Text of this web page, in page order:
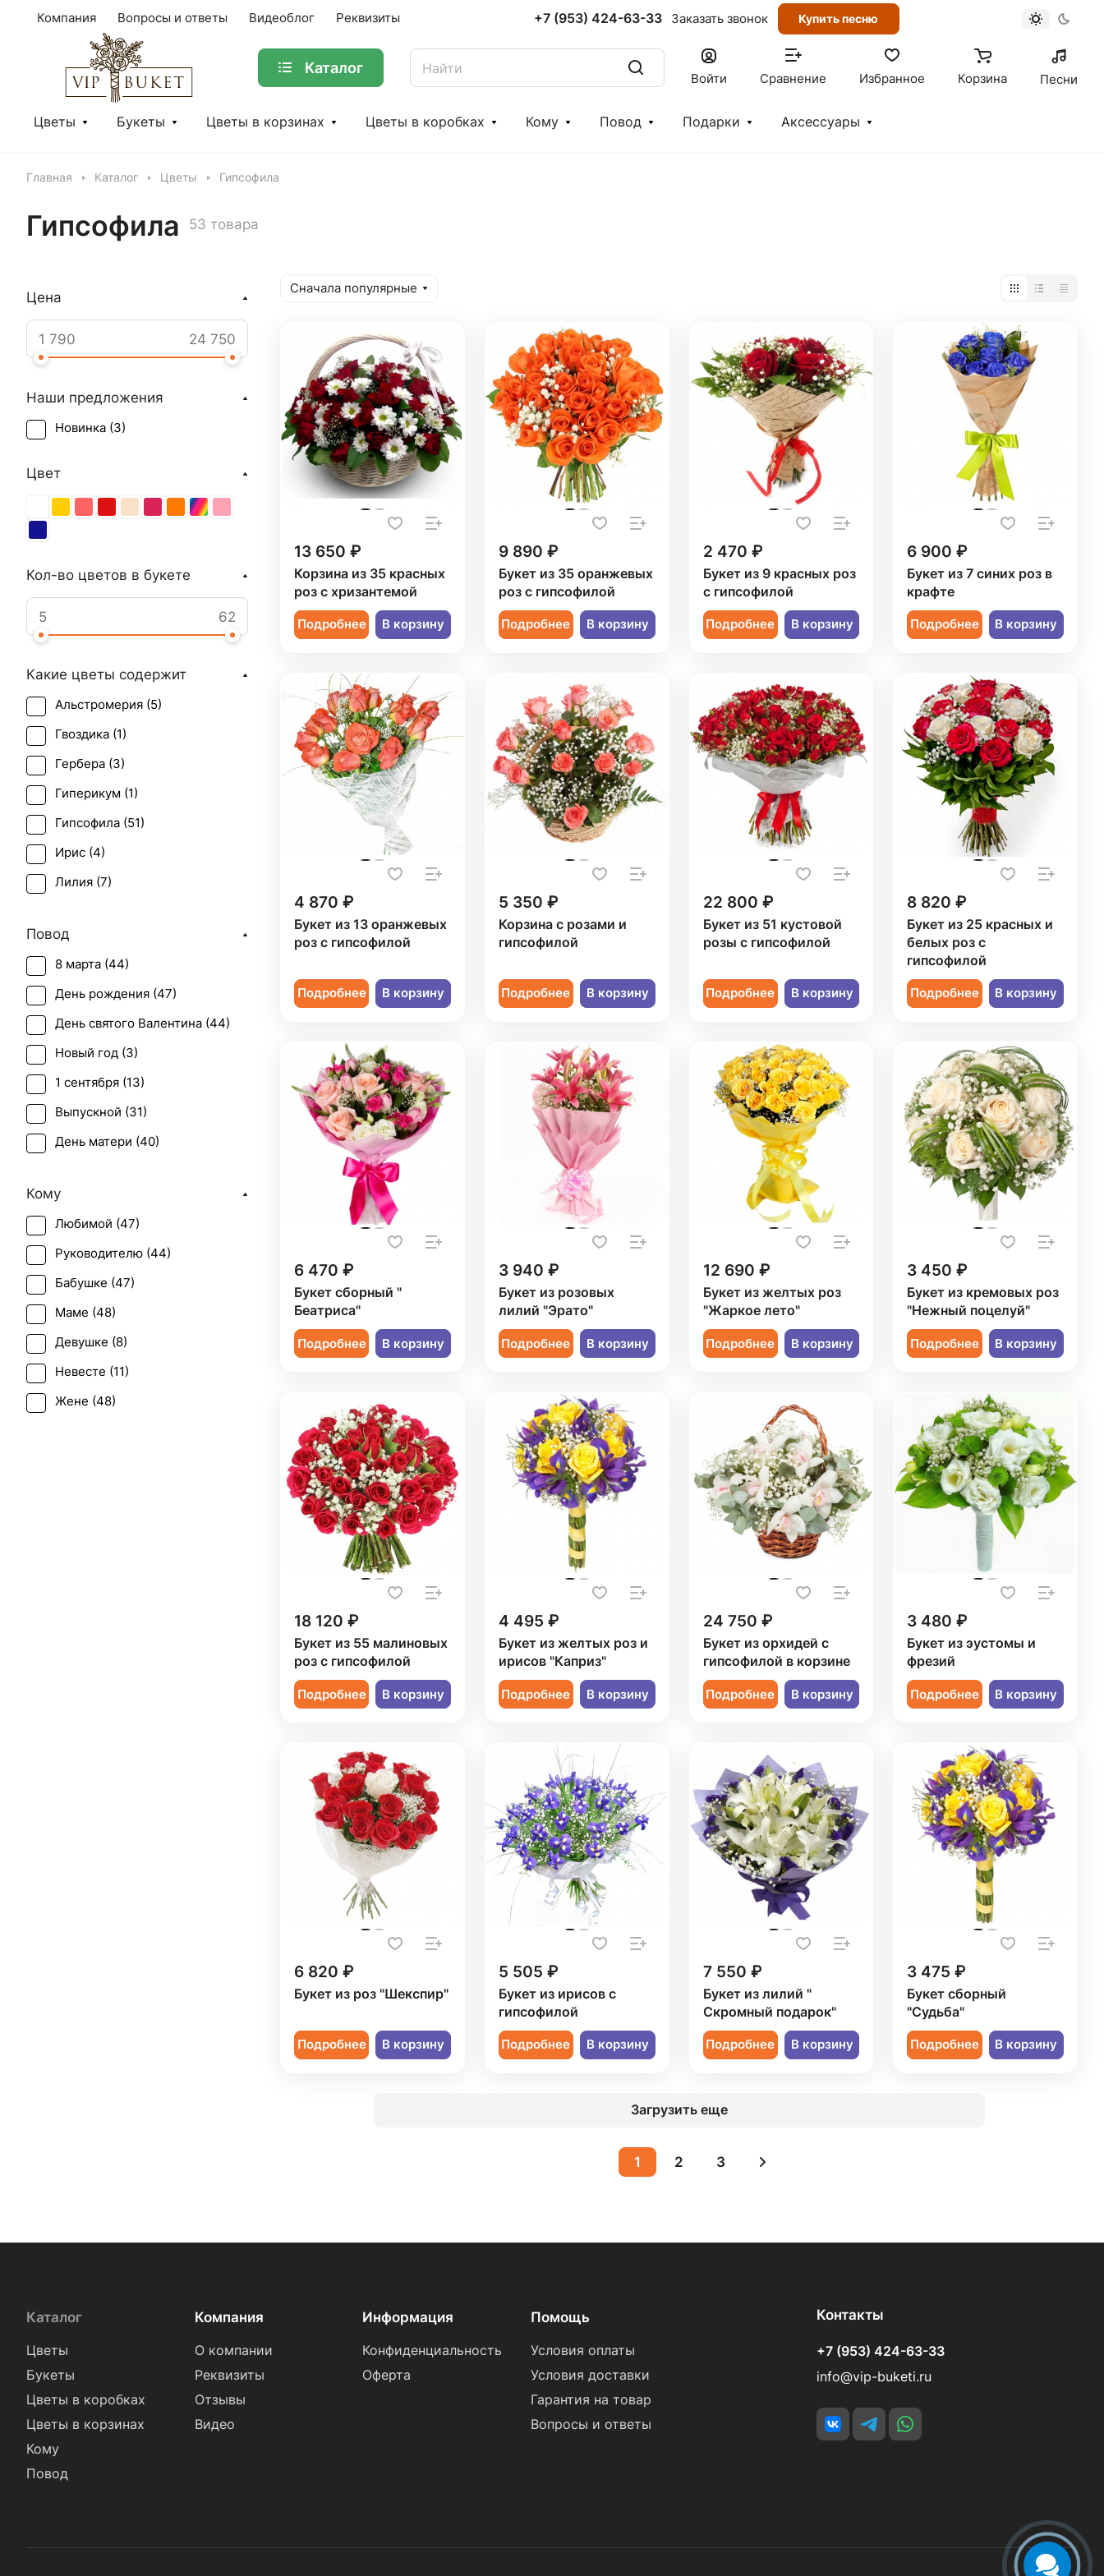
Компания Вопросы и ответы Видеоблог Реквизиты +7 (953) 424-63-33 Заказать звонок Купить песню
Каталог
Войти Сравнение Избранное Корзина Песни
Цветы Букеты Цветы в корзинах Цветы в коробках Кому Повод Подарки Аксессуары
Главная Каталог Цветы Гипсофила
Гипсофила 53 товара
Сначала популярные
13 650 ₽
Корзина из 35 красных
роз с хризантемой
Подробнее В корзину
9 890 ₽
Букет из 35 оранжевых
роз с гипсофилой
Подробнее В корзину
2 470 ₽
Букет из 9 красных роз
с гипсофилой
Подробнее В корзину
6 900 ₽
Букет из 7 синих роз в
крафте
Подробнее В корзину
4 870 ₽
Букет из 13 оранжевых
роз с гипсофилой
Подробнее В корзину
5 350 ₽
Корзина с розами и
гипсофилой
Подробнее В корзину
22 800 ₽
Букет из 51 кустовой
розы с гипсофилой
Подробнее В корзину
8 820 ₽
Букет из 25 красных и
белых роз с
гипсофилой
Подробнее В корзину
6 470 ₽
Букет сборный "
Беатриса"
Подробнее В корзину
3 940 ₽
Букет из розовых
лилий "Эрато"
Подробнее В корзину
12 690 ₽
Букет из желтых роз
"Жаркое лето"
Подробнее В корзину
3 450 ₽
Букет из кремовых роз
"Нежный поцелуй"
Подробнее В корзину
18 120 ₽
Букет из 55 малиновых
роз с гипсофилой
Подробнее В корзину
4 495 ₽
Букет из желтых роз и
ирисов "Каприз"
Подробнее В корзину
24 750 ₽
Букет из орхидей с
гипсофилой в корзине
Подробнее В корзину
3 480 ₽
Букет из эустомы и
фрезий
Подробнее В корзину
6 820 ₽
Букет из роз "Шекспир"
Подробнее В корзину
5 505 ₽
Букет из ирисов с
гипсофилой
Подробнее В корзину
7 550 ₽
Букет из лилий "
Скромный подарок"
Подробнее В корзину
3 475 ₽
Букет сборный
"Судьба"
Подробнее В корзину
Загрузить еще
1 2 3
Цена
Наши предложения
Новинка (3)
Цвет
Кол-во цветов в букете
Какие цветы содержит
Альстромерия (5)
Гвоздика (1)
Гербера (3)
Гиперикум (1)
Гипсофила (51)
Ирис (4)
Лилия (7)
Подсолнух (
Роза (34)
Роза кустовая (4)
Тюльпан (4)
Фрезия (1)
Хризантема (8)
Эустома (2
Повод
8 марта (44)
День рождения (47)
День святого Валентина (44)
Новый год (3)
1 сентября (13)
Выпускной (31)
День матери (40)
Первое свидание (
Последний звонок (
Рождение ребенка (
Рождество ( 3
Свадьба (2
Татьянин день (
Юбилей (21)
Кому
Любимой (47)
Руководителю (44)
Бабушке (47)
Маме (48)
Девушке (8)
Невесте (11)
Жене (48)
Каталог
Цветы
Букеты
Цветы в коробках
Цветы в корзинах
Кому
Повод
Компания
О компании
Реквизиты
Отзывы
Видео
Информация
Конфиденциальность
Оферта
Помощь
Условия оплаты
Условия доставки
Гарантия на товар
Вопросы и ответы
Контакты
+7 (953) 424-63-33
info@vip-buketi.ru